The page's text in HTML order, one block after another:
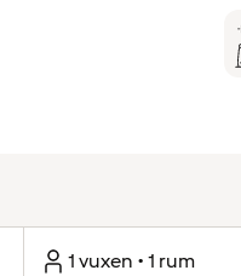
1 vuxen • 1 rum